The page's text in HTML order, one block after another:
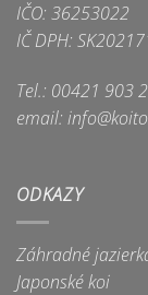
IČO: 36253022
IČ DPH:
Tel.: 00421 903
email:
ODKAZY
Záhradné
Japonské koi